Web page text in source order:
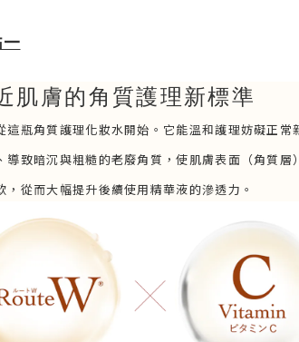
肌膚的角質護理新標準
這瓶角質護理化妝水開始。它能溫和護理妨礙正常
導致暗沉與粗糙的老廢角質，使肌膚表面（角質層
，從而大幅提升後續使用精華液的滲透力。